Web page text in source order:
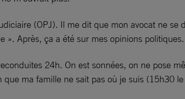
(OPJ). Il me dit que mon avocat ne
». Après, ça a été sur mes opinions
24h. On est sonnées, on ne pose
ma famille ne sait pas où je suis (15h30